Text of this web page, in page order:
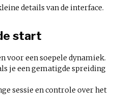
details van de interface.
start
voor een soepele dynamiek.
je een gematigde spreiding
sessie en controle over het